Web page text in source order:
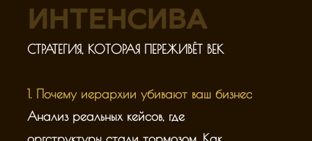
ИНТЕНСИВА
СТРАТЕГИЯ, КОТОРАЯ ПЕРЕЖИВЁТ ВЕК
1. Почему иерархии убивают ваш бизнес
Анализ реальных кейсов, где